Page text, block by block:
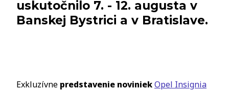
uskutočnilo 7. - 12. augusta v
Banskej Bystrici a v Bratislave.
Exkluzívne predstavenie noviniekOpel Insignia